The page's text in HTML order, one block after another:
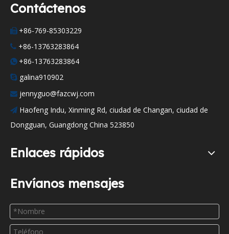
Contáctenos
 +86-769-85303229
 +86-13763283864
 +86-13763283864
 galina910902
 jennyguo@fazcwj.com
 Haofeng Indu, Xinming Rd, ciudad de Changan, ciudad de
Dongguan, Guangdong China 523850
Enlaces rápidos
Envíanos mensajes